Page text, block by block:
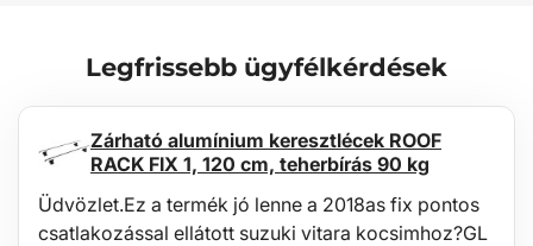
A tálca könnyen mosható, a szokásos karbantartásra alkalmas
kívül is, például kerticsővel.
Stabilitás
Az anyag minősége lehetővé teszi a tálca használatát széles
Legfrissebb ügyfélkérdések
Zárható alumínium keresztlécek ROOF
RACK FIX 1, 120 cm, teherbírás 90 kg
Üdvözlet.Ez a termék jó lenne a 2018as fix pontos
csatlakozással ellátott suzuki vitara kocsimhoz?GL